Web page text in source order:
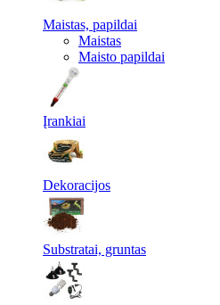
Maistas, papildai
Maistas
Maisto papildai
Įrankiai
Dekoracijos
Substratai, gruntas